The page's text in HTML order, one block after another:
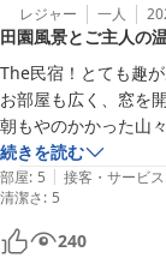
レジャー 一人
田園風景とご主人の
The民宿！とても趣
お部屋も広く、窓を
朝もやのかかった山
送迎もして下さり、
聞いて下さり、行き
ださいました。
まごころのこもった
ぱいです。
続きを読む
部屋: 5 | 接客・サービス
清潔さ: 5
240